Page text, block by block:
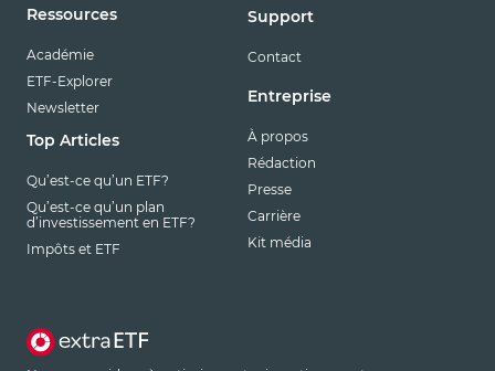
Ressources
Académie
ETF-Explorer
Newsletter
Top Articles
Qu’est-ce qu’un ETF?
Qu’est-ce qu’un plan
d’investissement en ETF?
Impôts et ETF
Support
Contact
Entreprise
À propos
Rédaction
Presse
Carrière
Kit média